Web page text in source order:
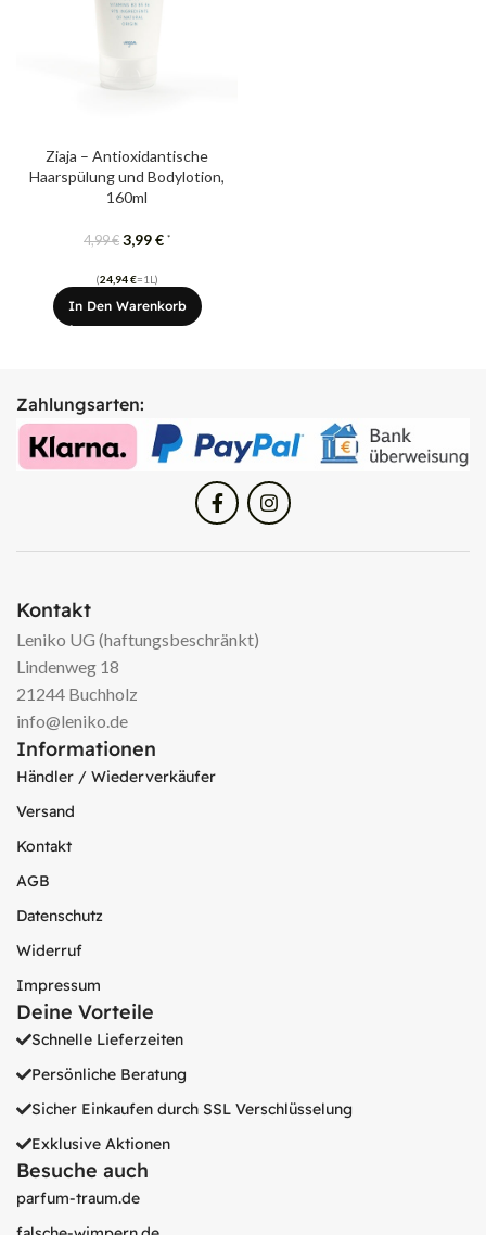
Ziaja – Antioxidantische
Haarspülung und Bodylotion,
160ml
4,99€ 3,99€ *
(24,94€=1L)
In Den Warenkorb
Zahlungsarten:
Kontakt
Leniko UG (haftungsbeschränkt)
Lindenweg 18
21244 Buchholz
info@leniko.de
Informationen
Händler / Wiederverkäufer
Versand
Kontakt
AGB
Datenschutz
Widerruf
Impressum
Deine Vorteile
Schnelle Lieferzeiten
Persönliche Beratung
Sicher Einkaufen durch SSL Verschlüsselung
Exklusive Aktionen
Besuche auch
parfum-traum.de